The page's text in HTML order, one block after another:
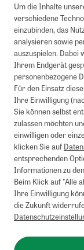
Um die Inhalte
verschiedene
einzubinden, das
analysieren sowie
auszuspielen. Dabei
Ihrem Endgerät
personenbezogene
Für den Einsatz
Ihre Einwilligung
Sie können selbst
zulassen möchten
einwilligen oder
klicken Sie auf
entsprechenden
Informationen zu
Beim Klick auf "Alle
Ihre Einwilligung
die Zukunft